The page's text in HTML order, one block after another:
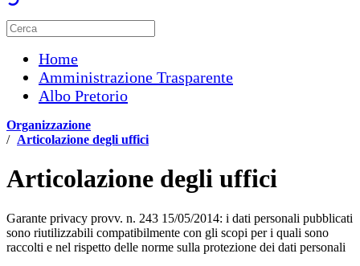
Home
Amministrazione Trasparente
Albo Pretorio
Organizzazione
/ Articolazione degli uffici
Articolazione degli uffici
Garante privacy provv. n. 243 15/05/2014: i dati personali pubblicati
sono riutilizzabili compatibilmente con gli scopi per i quali sono
raccolti e nel rispetto delle norme sulla protezione dei dati personali